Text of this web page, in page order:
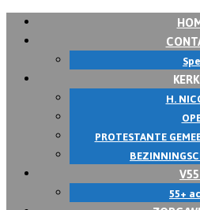
H.
PROTESTANTE
55+